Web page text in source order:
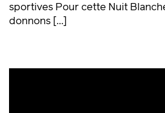
sportives Pour cette Nuit
donnons […]